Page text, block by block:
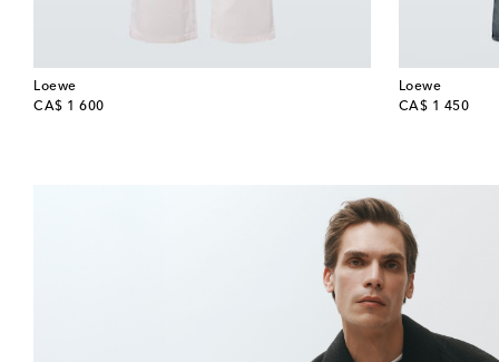
Loewe
CA$ 1 600
original price
Loewe
CA$ 1 450
original price